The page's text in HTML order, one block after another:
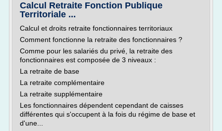
Calcul Retraite Fonction Publique
Territoriale ...
Calcul et droits retraite fonctionnaires territoriaux
Comment fonctionne la retraite des fonctionnaires ?
Comme pour les salariés du privé, la retraite des
fonctionnaires est composée de 3 niveaux :
La retraite de base
La retraite complémentaire
La retraite supplémentaire
Les fonctionnaires dépendent cependant de caisses
différentes qui s'occupent à la fois du régime de base et
d'une...